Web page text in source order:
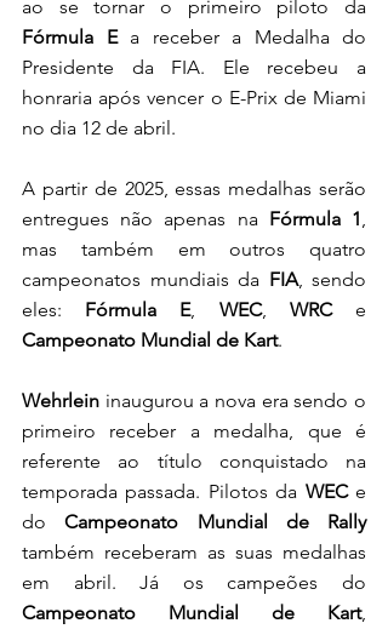
Fórmula E a receber a Medalha do
Presidente da FIA. Ele recebeu a
honraria após vencer o E-Prix de Miami
no dia 12 de abril.
A partir de 2025, essas medalhas serão
entregues não apenas na Fórmula 1
mas também em outros quatro
campeonatos mundiais da FIA, sendo
eles: Fórmula E, WEC, WRC
Campeonato Mundial de Kart.
Wehrlein inaugurou a nova era sendo o
primeiro receber a medalha, que é
referente ao título conquistado na
temporada passada. Pilotos da WEC e
do
Campeonato Mundial de Rally
também receberam as suas medalhas
Campeonato Mundial de Kart,